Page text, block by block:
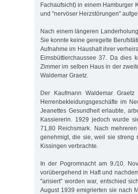
Fachaufsicht) in einem Hamburger
und "nervöser Herzstörungen"
Nach einem längeren
Sie konnte keine geregelte
Aufnahme im Haushalt ihrer
Eimsbüttlerchaussee 37. Da dies
Zimmer im selben Haus in der
Waldemar Graetz.
Der Kaufmann Waldemar
Herrenbekleidungsgeschäfte im
Jeanettes Gesundheit erlaubte,
Kassiererin. 1929 jedoch wurde
71,80 Reichsmark. Nach
genehmigt, die sie, weil sie streng
Kissingen verbrachte.
In der Pogromnacht am 9./10.
vorübergehend in Haft und
"arisiert" worden war, entschied
August 1939 emigrierten sie nach